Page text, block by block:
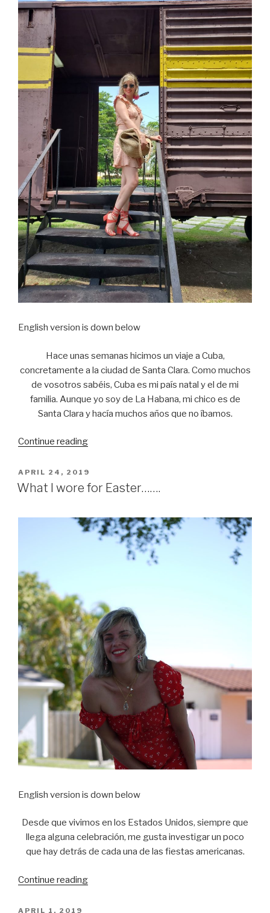
English version is down below
Hace unas semanas hicimos un viaje a Cuba,
concretamente a la ciudad de Santa Clara. Como muchos
de vosotros sabéis, Cuba es mi país natal y el de mi
familia. Aunque yo soy de La Habana, mi chico es de
Santa Clara y hacía muchos años que no íbamos.
Continue reading
city…….”
POSTED
ON
APRIL 24, 2019
What I wore for Easter…….
English version is down below
Desde que vivimos en los Estados Unidos, siempre que
llega alguna celebración, me gusta investigar un poco
que hay detrás de cada una de las fiestas americanas.
Continue reading
POSTED
APRIL 1, 2019